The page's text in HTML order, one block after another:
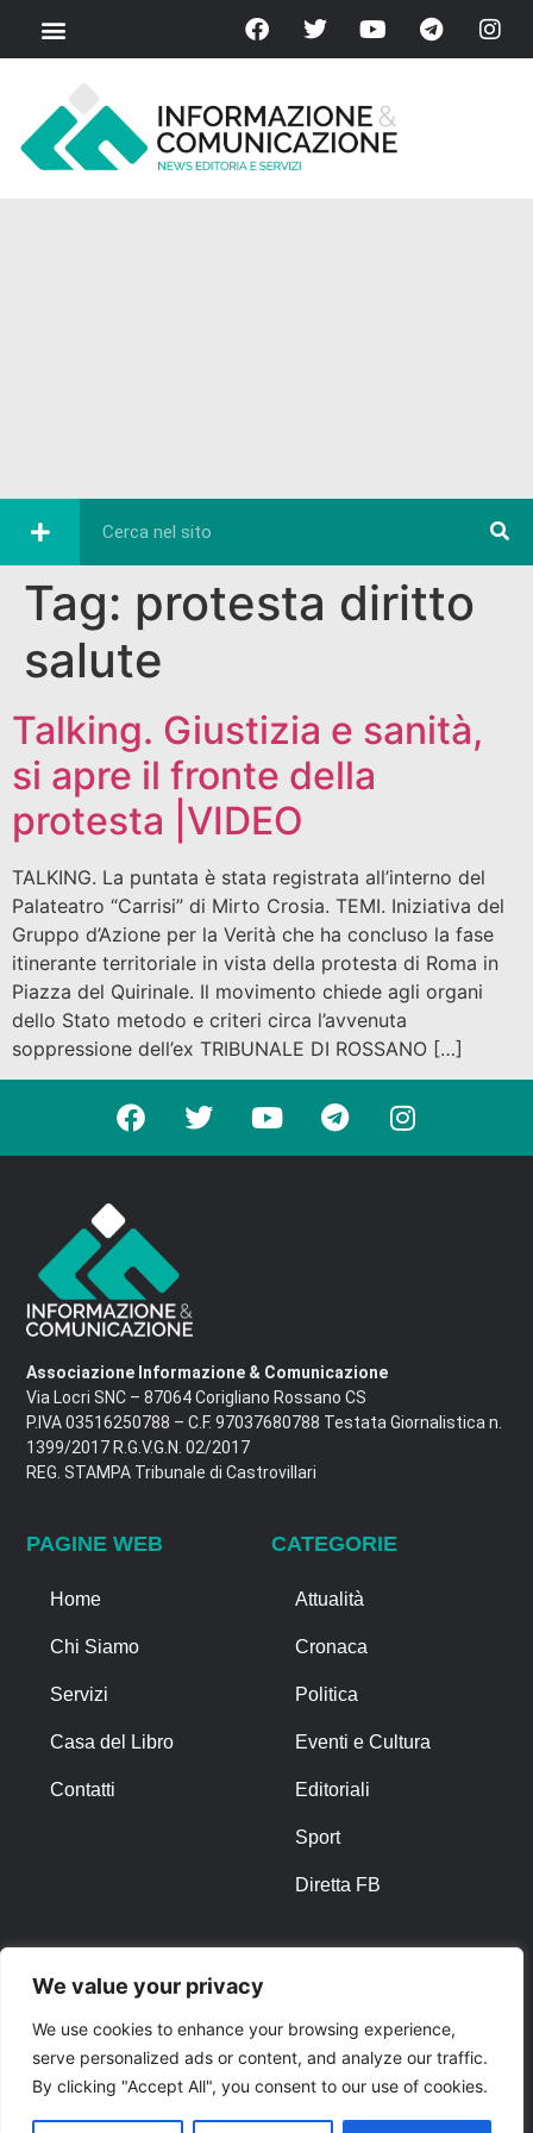
We value your privacy
We use cookies to enhance your browsing experience,
serve personalized ads or content, and analyze our traffic.
By clicking "Accept All", you consent to our use of cookies.
Tag: protesta diritto
salute
Talking. Giustizia e sanità,
si apre il fronte della
protesta |VIDEO
TALKING. La puntata è stata registrata all’interno del
Palateatro “Carrisi” di Mirto Crosia. TEMI. Iniziativa del
Gruppo d’Azione per la Verità che ha concluso la fase
itinerante territoriale in vista della protesta di Roma in
Piazza del Quirinale. Il movimento chiede agli organi
dello Stato metodo e criteri circa l’avvenuta
soppressione dell’ex TRIBUNALE DI ROSSANO […]
Associazione Informazione & Comunicazione
Via Locri SNC – 87064 Corigliano Rossano CS
P.IVA 03516250788 – C.F. 97037680788 Testata Giornalistica n.
1399/2017 R.G.V.G.N. 02/2017
REG. STAMPA Tribunale di Castrovillari
PAGINE WEB
Home
Chi Siamo
Servizi
Casa del Libro
Contatti
CATEGORIE
Attualità
Cronaca
Politica
Eventi e Cultura
Editoriali
Sport
Diretta FB
Privacy Policy